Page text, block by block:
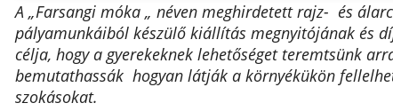
A „Farsangi móka „ néven meghirdetett rajz- és
pályamunkáiból készülő kiállítás megnyitójának és
célja, hogy a gyerekeknek lehetőséget teremtsünk
bemutathassák hogyan látják a környékükön
szokásokat.